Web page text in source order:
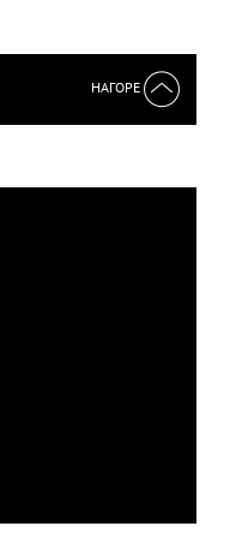
НАГОРЕ